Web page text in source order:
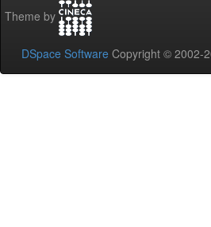
Theme by
DSpace Software Copyright © 2002-